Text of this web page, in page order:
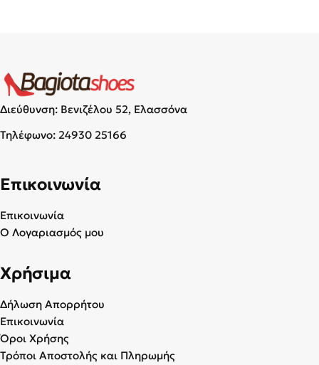
Διεύθυνση: Βενιζέλου 52, Ελασσόνα
Τηλέφωνο: 24930 25166
Επικοινωνία
Επικοινωνία
Ο Λογαριασμός μου
Χρήσιμα
Δήλωση Απορρήτου
Επικοινωνία
Όροι Χρήσης
Τρόποι Αποστολής και Πληρωμής